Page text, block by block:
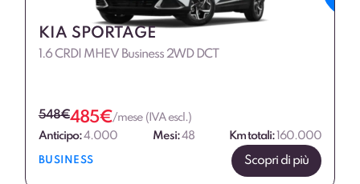
KIA SPORTAGE
1.6 CRDI MHEV Business 2WD DCT
548€485€/mese (IVA escl.)
Anticipo:4.000 Mesi:48 Km totali: 160.000
BUSINESS Scopri di più